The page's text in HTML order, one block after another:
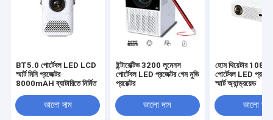
BT5.0 পোর্টেবল LED LCD
স্মার্ট মিনি প্রজেক্টর
8000mAH ব্যাটারিতে নির্মিত
ভালো দাম
ইন্টারেক্টিভ 3200 লুমেনস
পোর্টেবল LED প্রজেক্টর গেম মুভি
প্রয়েক্টর
ভালো দাম
হোম থিয়েটার
পোর্টেবল LED
স্মার্ট অ্যান্ড্রয়েড
ভালো দাম